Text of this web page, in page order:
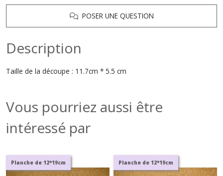
POSER UNE QUESTION
Description
Taille de la découpe : 11.7cm * 5.5 cm
Vous pourriez aussi être
intéressé par
Planche de 12*19cm Planche de 12*19cm